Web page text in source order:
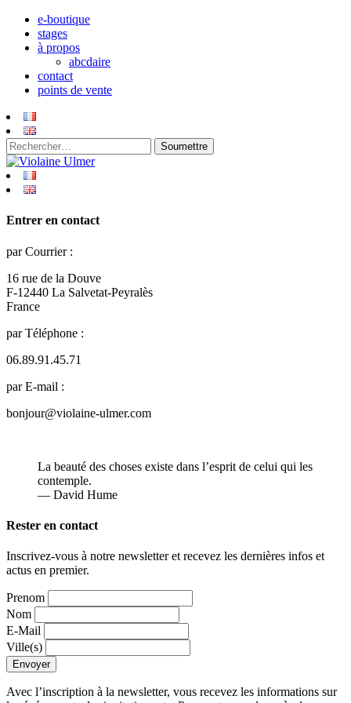
e-boutique
stages
à propos
abcdaire
contact
points de vente
Entrer en contact
par Courrier :
16 rue de la Douve
F-12440 La Salvetat-Peyralès
France
par Téléphone :
06.89.91.45.71
par E-mail :
bonjour@violaine-ulmer.com
La beauté des choses existe dans l’esprit de celui qui les
contemple.
— David Hume
Rester en contact
Inscrivez-vous à notre newsletter et recevez les dernières infos et
actus en premier.
Prenom
Nom
E-Mail
Ville(s)
Envoyer
Avec l’inscription à la newsletter, vous recevez les informations sur